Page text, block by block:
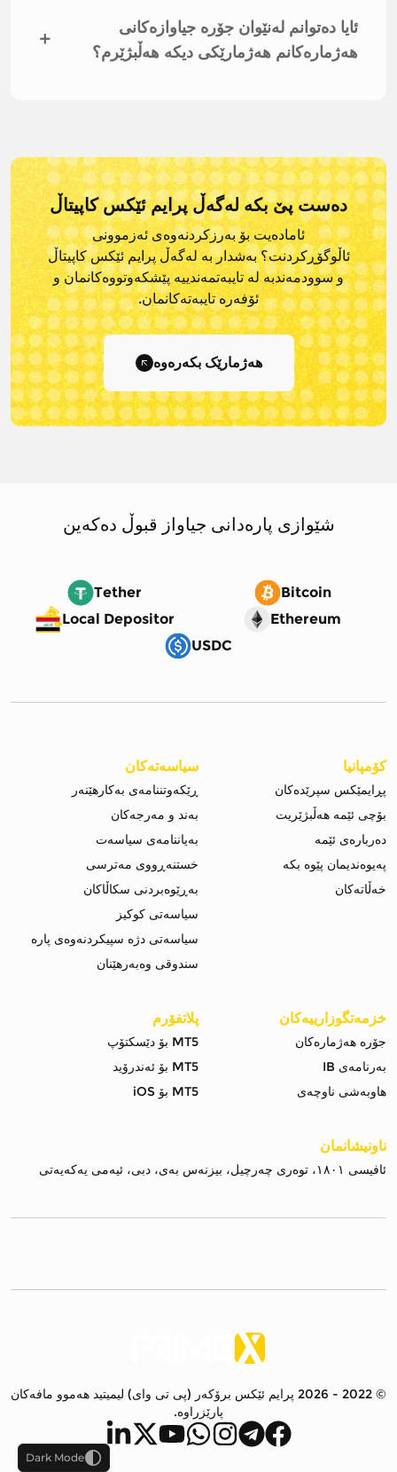
ئایا دەتوانم لەنێوان جۆرە جیاوازەکانی
هەژمارەکانم هەژمارێکی دیکە هەڵبژێرم؟
+
Dark Mode
دەست پێ بکە لەگەڵ پرایم ئێکس کاپیتاڵ
ئامادەیت بۆ بەرزکردنەوەی ئەزموونی
ئاڵوگۆڕکردنت؟ بەشدار بە لەگەڵ پرایم ئێکس کاپیتاڵ
وسوودمەندبە لە تایبەتمەندییە پێشکەوتووەکانمان و
ئۆفەرە تایبەتەکانمان.
هەژمارێک بکەرەوە
شێوازی پارەدانی جیاواز قبوڵ دەکەین
Tether
Bitcoin
Local Depositor
Ethereum
USDC
کۆمپانیا
پڕایمێکس سپرێدەکان
بۆچی ئێمە هەڵبژێریت
دەربارەی ئێمە
پەیوەندیمان پێوە بکە
خەڵاتەکان
سیاسەتەکان
ڕێکەوتننامەی بەکارهێنەر
بەند و مەرجەکان
بەیاننامەی سیاسەت
خستنەڕووی مەترسی
بەڕێوەبردنی سکاڵاکان
سیاسەتی کوکیز
سیاسەتی دژە سپیکردنەوەی پارە
سندوقی وەبەرهێنان
خزمەتگوزارییەکان
جۆرە هەژمارەکان
بەرنامەی IB
هاوبەشی ناوچەی
پلاتفۆرم
MT5 بۆ دێسکتۆپ
MT5 بۆ ئەندرۆید
MT5 بۆ iOS
ناونیشانمان
ئافیسی ١٨٠١، توەری چەرچیل، بیزنەس بەی، دبی، ئیەمی یەکەیەتی
©
2022 - 2026 پرایم ئێکس برۆکەر (پی تی وای) لیمیتید هەموو مافەکان
پارێزراوە.